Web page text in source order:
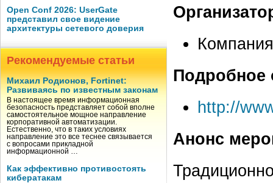
Open Conf 2026: UserGate
представил свое видение
архитектуры сетевого доверия
Рекомендуемые статьи
Михаил Родионов, Fortinet:
Развиваясь по известным законам
В настоящее время информационная
безопасность представляет собой вполне
самостоятельное мощное направление
корпоративной автоматизации.
Естественно, что в таких условиях
направление это все теснее связывается
с вопросами прикладной
информационной …
Как эффективно противостоять
кибератакам
Подробное
http://
Анонс